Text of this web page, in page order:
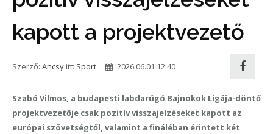
kapott a projektvezető
Szerző: Ancsy itt: Sport 2026.06.01 12:40
Szabó Vilmos, a budapesti labdarúgó Bajnokok Ligája-döntő
projektvezetője csak pozitív visszajelzéseket kapott az
európai szövetségtől, valamint a fináléban érintett két